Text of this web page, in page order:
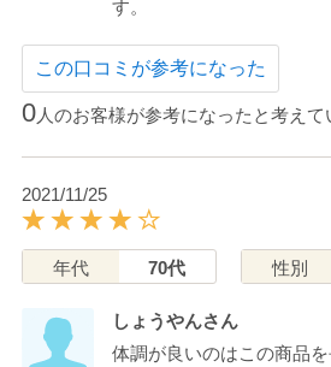
す。
この口コミが参考になった
0人のお客様が参考になったと考えて
2021/11/25
年代 70代 性別
しょうやんさん
体調が良いのはこの商品